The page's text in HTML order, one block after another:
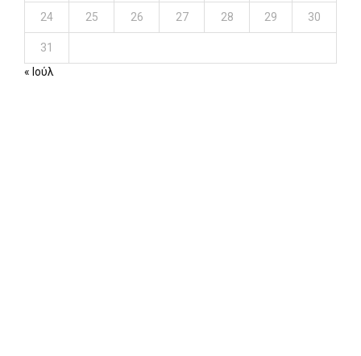
24 25 26 27 28 29 30
31
« Ιούλ